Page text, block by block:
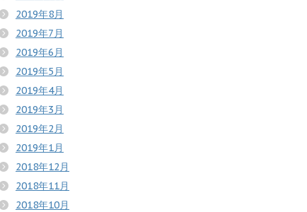
2019年8月
2019年7月
2019年6月
2019年5月
2019年4月
2019年3月
2019年2月
2019年1月
2018年12月
2018年11月
2018年10月